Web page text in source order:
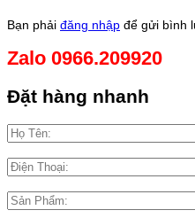
Bạn phải đăng nhập để gửi bình
Zalo 0966.209920
Đặt hàng nhanh